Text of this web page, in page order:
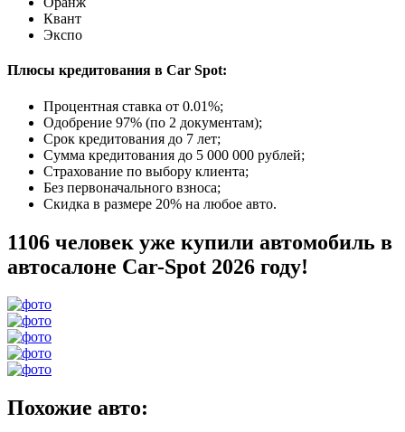
Квант
Экспо
Плюсы кредитования в Car Spot:
Процентная ставка от 0.01%;
Одобрение 97% (по 2 документам);
Срок кредитования до 7 лет;
Сумма кредитования до 5 000 000 рублей;
Страхование по выбору клиента;
Без первоначального взноса;
Скидка в размере 20% на любое авто.
1106 человек уже купили автомобиль в
автосалоне Car-Spot 2026 году!
Похожие авто: